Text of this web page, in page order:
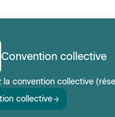
Convention collective
la convention collective
collective